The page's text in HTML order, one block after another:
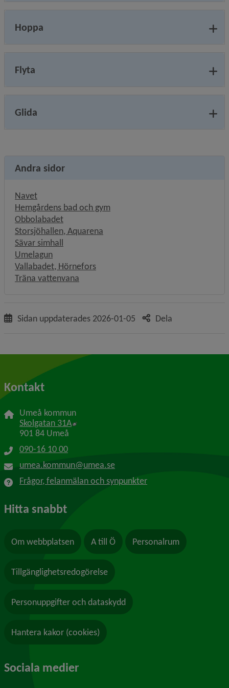
Hoppa
Flyta
Glida
Andra sidor
NavetLänk till annan webbplats, öppnas i nytt fönster.
Hemgårdens bad och gym
Obbolabadet
Storsjöhallen, Aquarena
Sävar simhall
Umelagun
Vallabadet, Hörnefors
Träna vattenvana
Sidan uppdaterades 2026-01-05 Dela
Kontakt
Umeå kommun
Skolgatan 31A Länk till annan webbplats, öppnas i nytt
901 84 Umeå
090-16 10 00
umea.kommun@umea.se
Frågor, felanmälan och synpunkter
Hitta snabbt
Om webbplatsen A till Ö Personalrum
Tillgänglighetsredogörelse
Personuppgifter och dataskydd
Hantera kakor (cookies)
Sociala medier